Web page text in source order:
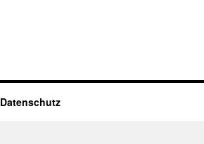
Datenschutz